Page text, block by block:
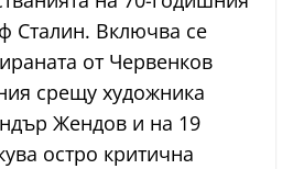
Сталин. Включва се
от Червенков
срещу художника
Жендов и на 19
остро критична